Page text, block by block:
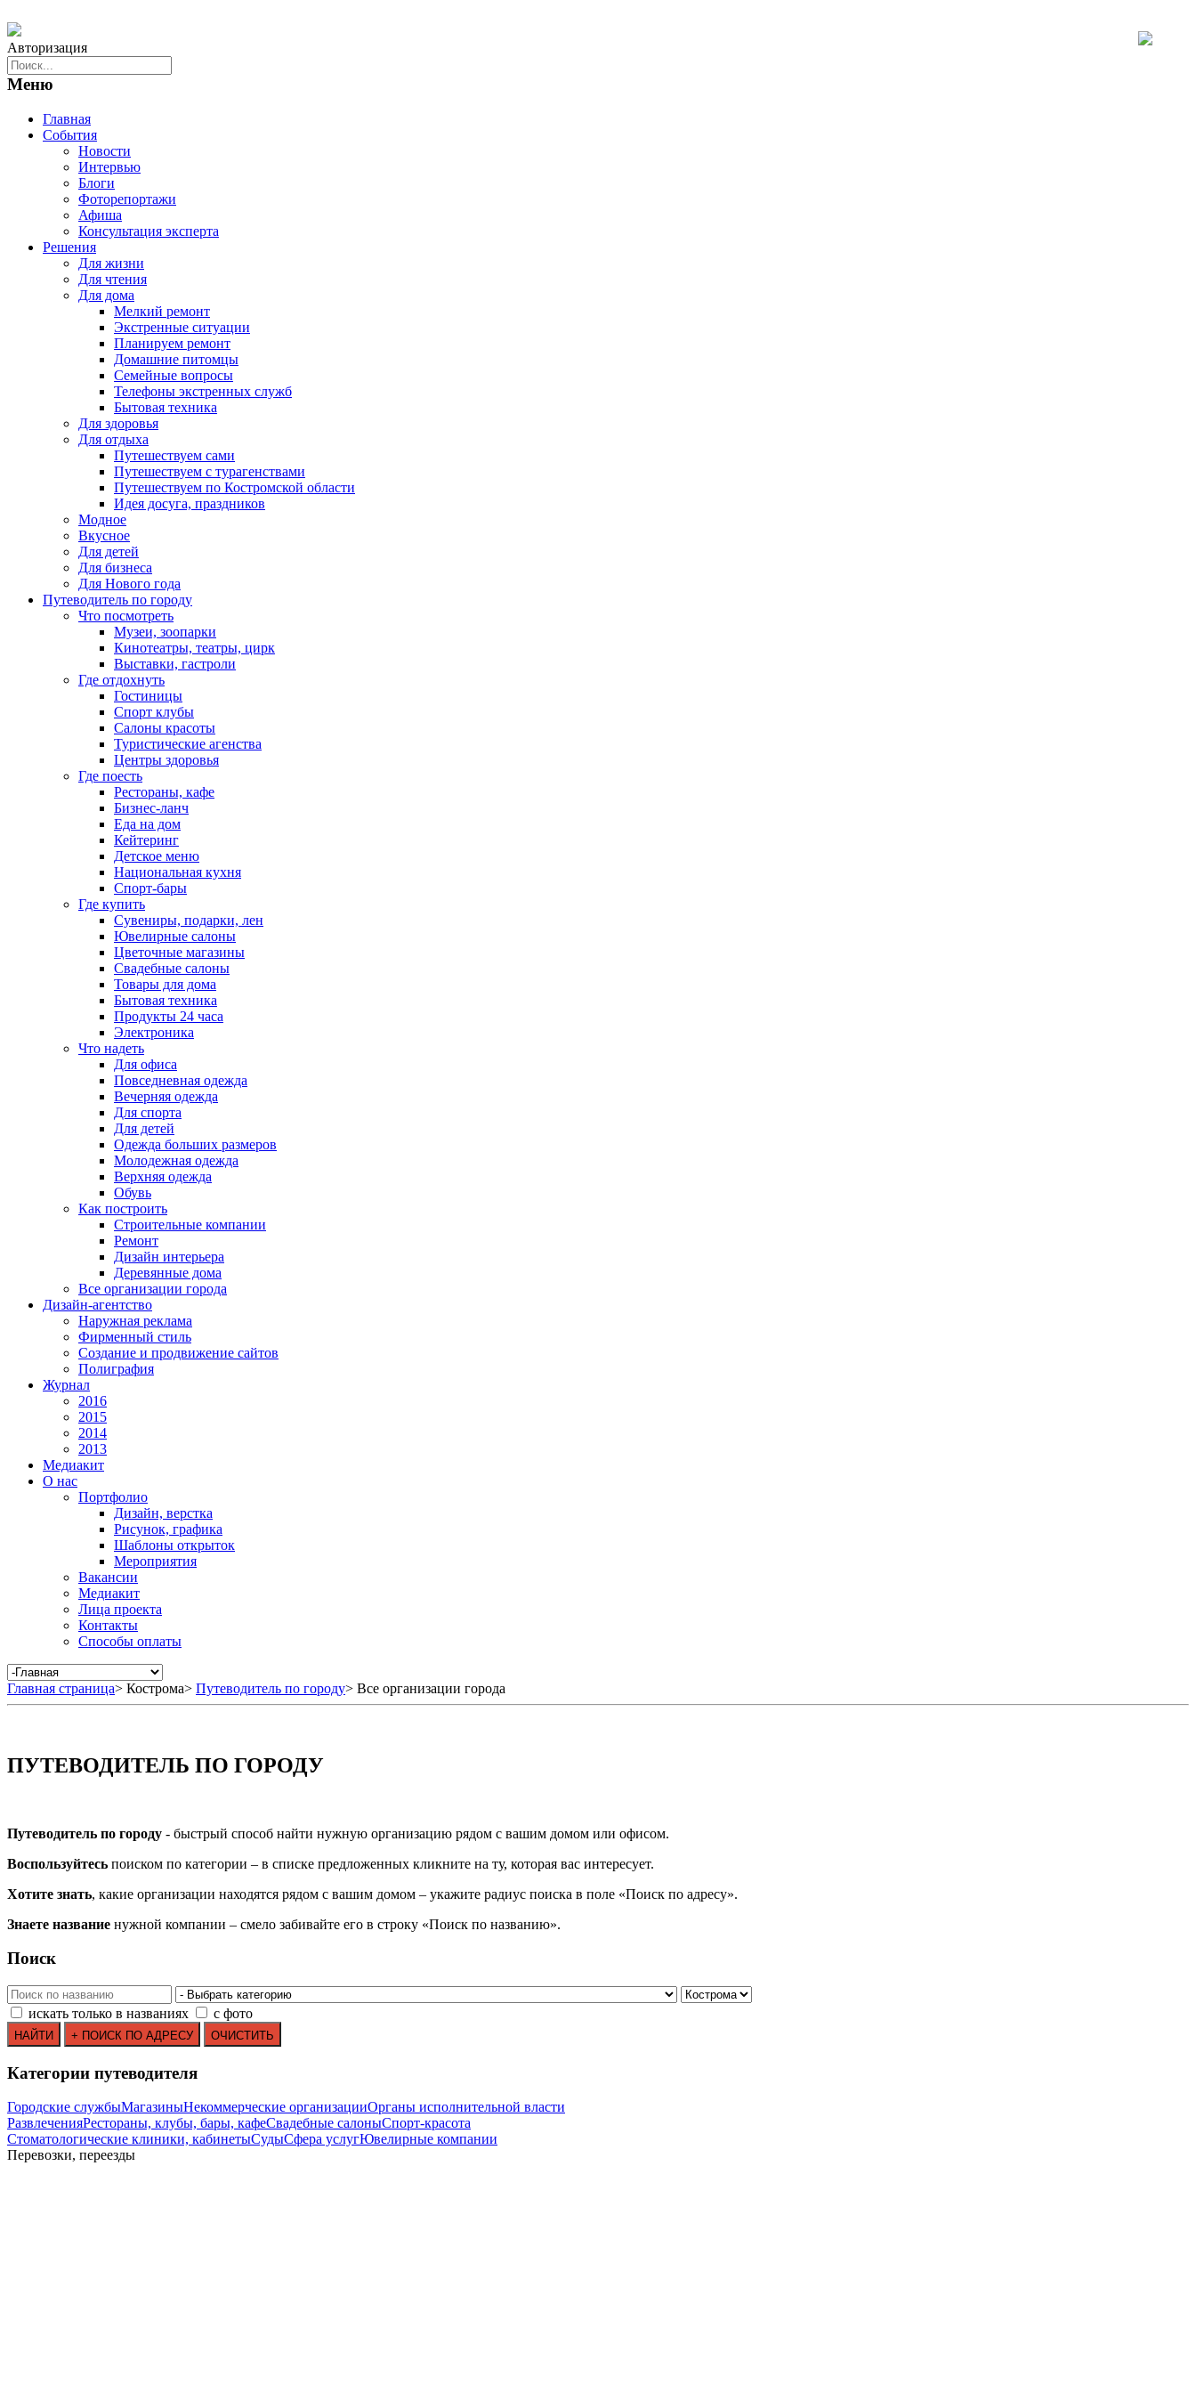
Авторизация
Меню
Главная
События
Новости
Интервью
Блоги
Фоторепортажи
Афиша
Консультация эксперта
Решения
Для жизни
Для чтения
Для дома
Мелкий ремонт
Экстренные ситуации
Планируем ремонт
Домашние питомцы
Семейные вопросы
Телефоны экстренных служб
Бытовая техника
Для здоровья
Для отдыха
Путешествуем сами
Путешествуем с турагенствами
Путешествуем по Костромской области
Идея досуга, праздников
Модное
Вкусное
Для детей
Для бизнеса
Для Нового года
Путеводитель по городу
Что посмотреть
Музеи, зоопарки
Кинотеатры, театры, цирк
Выставки, гастроли
Где отдохнуть
Гостиницы
Спорт клубы
Салоны красоты
Туристические агенства
Центры здоровья
Где поесть
Рестораны, кафе
Бизнес-ланч
Еда на дом
Кейтеринг
Детское меню
Национальная кухня
Спорт-бары
Где купить
Сувениры, подарки, лен
Ювелирные салоны
Цветочные магазины
Свадебные салоны
Товары для дома
Бытовая техника
Продукты 24 часа
Электроника
Что надеть
Для офиса
Повседневная одежда
Вечерняя одежда
Для спорта
Для детей
Одежда больших размеров
Молодежная одежда
Верхняя одежда
Обувь
Как построить
Строительные компании
Ремонт
Дизайн интерьера
Деревянные дома
Все организации города
Дизайн-агентство
Наружная реклама
Фирменный стиль
Создание и продвижение сайтов
Полиграфия
Журнал
2016
2015
2014
2013
Медиакит
О нас
Портфолио
Дизайн, верстка
Рисунок, графика
Шаблоны открыток
Мероприятия
Вакансии
Медиакит
Лица проекта
Контакты
Способы оплаты
Главная страница> Кострома> Путеводитель по городу> Все организации города
ПУТЕВОДИТЕЛЬ ПО ГОРОДУ
Путеводитель по городу - быстрый способ найти нужную организацию рядом с вашим домом или офисом.
Воспользуйтесь поиском по категории – в списке предложенных кликните на ту, которая вас интересует.
Хотите знать, какие организации находятся рядом с вашим домом – укажите радиус поиска в поле «Поиск по адресу».
Знаете название нужной компании – смело забивайте его в строку «Поиск по названию».
Поиск
искать только в названиях с фото
Категории путеводителя
Городские службыМагазиныНекоммерческие организацииОрганы исполнительной власти
РазвлеченияРестораны, клубы, бары, кафеСвадебные салоныСпорт-красота
Стоматологические клиники, кабинетыСудыСфера услугЮвелирные компании
Перевозки, переезды